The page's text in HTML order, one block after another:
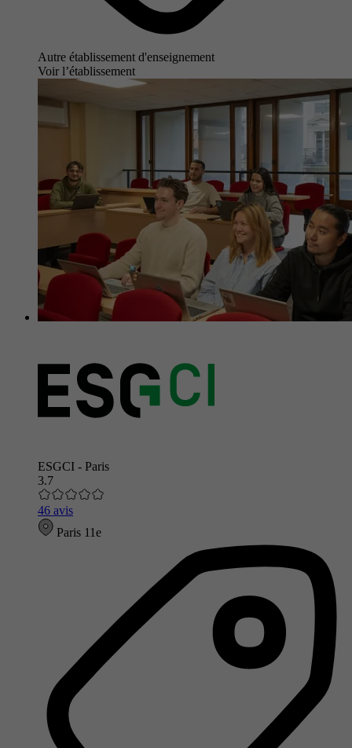
Autre établissement d'enseignement
Voir l’établissement
ESGCI - Paris
3.7
46 avis
Paris 11e